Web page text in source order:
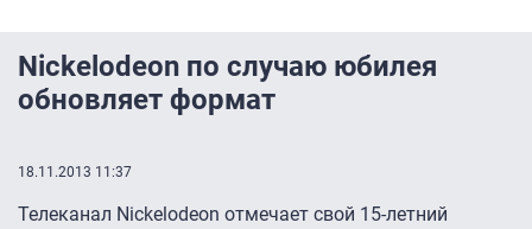
Nickelodeon по случаю юбилея
обновляет формат
18.11.2013 11:37
Телеканал Nickelodeon отмечает свой 15-летний